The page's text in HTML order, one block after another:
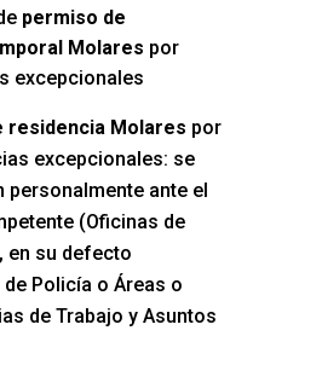
permiso de
Molares por
excepcionales
residencia Molares por
excepcionales: se
personalmente ante el
(Oficinas de
en su defecto
Policía o Áreas o
de Trabajo y Asuntos